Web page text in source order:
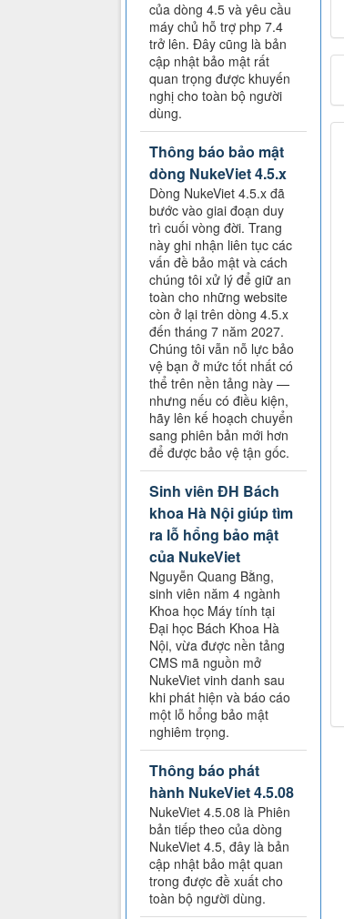
của dòng 4.5 và yêu cầu
máy chủ hỗ trợ php 7.4
trở lên. Đây cũng là bản
cập nhật bảo mật rất
quan trọng được khuyến
nghị cho toàn bộ người
dùng.
Thông báo bảo mật
dòng NukeViet 4.5.x
Dòng NukeViet 4.5.x đã
bước vào giai đoạn duy
trì cuối vòng đời. Trang
này ghi nhận liên tục các
vấn đề bảo mật và cách
chúng tôi xử lý để giữ an
toàn cho những website
còn ở lại trên dòng 4.5.x
đến tháng 7 năm 2027.
Chúng tôi vẫn nỗ lực bảo
vệ bạn ở mức tốt nhất có
thể trên nền tảng này —
nhưng nếu có điều kiện,
hãy lên kế hoạch chuyển
sang phiên bản mới hơn
để được bảo vệ tận gốc.
Sinh viên ĐH Bách
khoa Hà Nội giúp tìm
ra lỗ hổng bảo mật
của NukeViet
Nguyễn Quang Bằng,
sinh viên năm 4 ngành
Khoa học Máy tính tại
Đại học Bách Khoa Hà
Nội, vừa được nền tảng
CMS mã nguồn mở
NukeViet vinh danh sau
khi phát hiện và báo cáo
một lỗ hổng bảo mật
nghiêm trọng.
Thông báo phát
hành NukeViet 4.5.08
NukeViet 4.5.08 là Phiên
bản tiếp theo của dòng
NukeViet 4.5, đây là bản
cập nhật bảo mật quan
trong được đề xuất cho
toàn bộ người dùng.